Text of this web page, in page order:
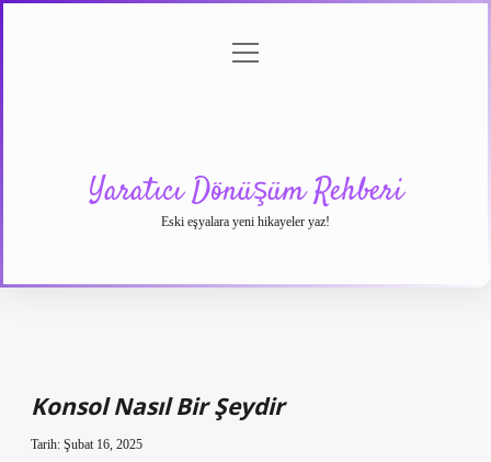
menüyü
Yaratıcı Dönüşüm Rehberi
Eski eşyalara yeni hikayeler yaz!
Konsol Nasıl Bir Şeydir
Tarih: Şubat 16, 2025